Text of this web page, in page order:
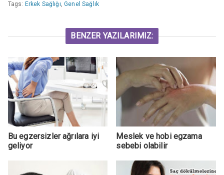
Tags: Erkek Sağlığı ,Genel Sağlık
BENZER YAZILARIMIZ:
Bu egzersizler ağrılara iyi
geliyor
Meslek ve hobi egzama
sebebi olabilir